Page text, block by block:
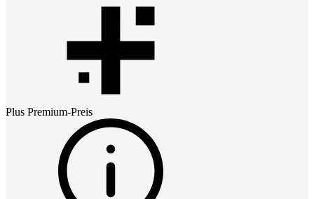
Plus Premium-Preis